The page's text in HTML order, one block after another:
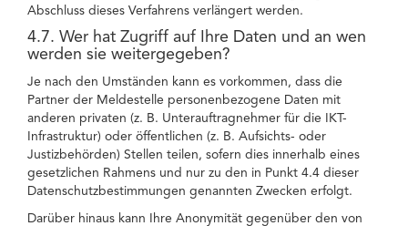
Abschluss dieses Verfahrens verlängert werden.
4.7. Wer hat Zugriff auf Ihre Daten und an wen
werden sie weitergegeben?
Je nach den Umständen kann es vorkommen, dass die
Partner der Meldestelle personenbezogene Daten mit
anderen privaten (z. B. Unterauftragnehmer für die IKT-
Infrastruktur) oder öffentlichen (z. B. Aufsichts- oder
Justizbehörden) Stellen teilen, sofern dies innerhalb eines
gesetzlichen Rahmens und nur zu den in Punkt 4.4 dieser
Datenschutzbestimmungen genannten Zwecken erfolgt.
Darüber hinaus kann Ihre Anonymität gegenüber den von